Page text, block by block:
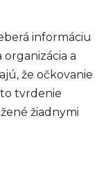
informáciu
a
že očkovanie
tvrdenie
žiadnymi